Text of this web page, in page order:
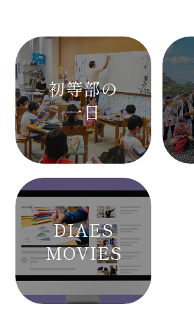
初等部の
一日
DIAES
MOVIES